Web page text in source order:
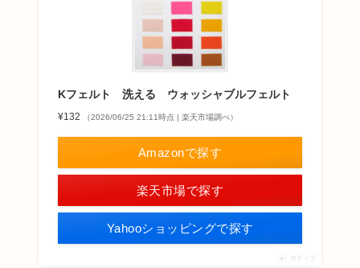
Kフェルト 洗える ウォッシャブルフェルト
¥132 （2026/06/25 21:11時点 | 楽天市場調べ）
Amazonで探す
楽天市場で探す
Yahooショッピングで探す
ポチップ